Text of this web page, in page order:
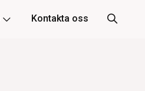
Kontakta oss